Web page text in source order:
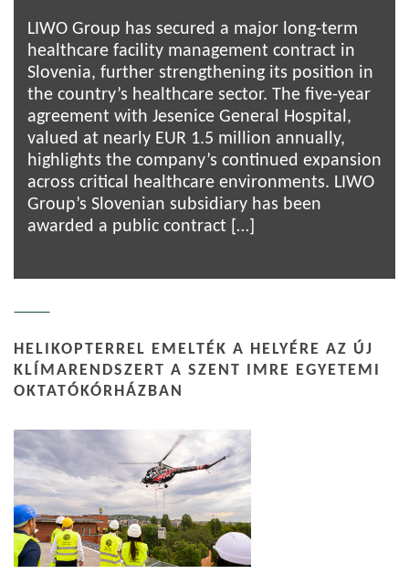
LIWO Group has secured a major long-term
healthcare facility management contract in
Slovenia, further strengthening its position in
the country’s healthcare sector. The five-year
agreement with Jesenice General Hospital,
valued at nearly EUR 1.5 million annually,
highlights the company’s continued expansion
across critical healthcare environments. LIWO
Group’s Slovenian subsidiary has been
awarded a public contract […]
HELIKOPTERREL EMELTÉK A HELYÉRE AZ ÚJ
KLÍMARENDSZERT A SZENT IMRE EGYETEMI
OKTATÓKÓRHÁZBAN